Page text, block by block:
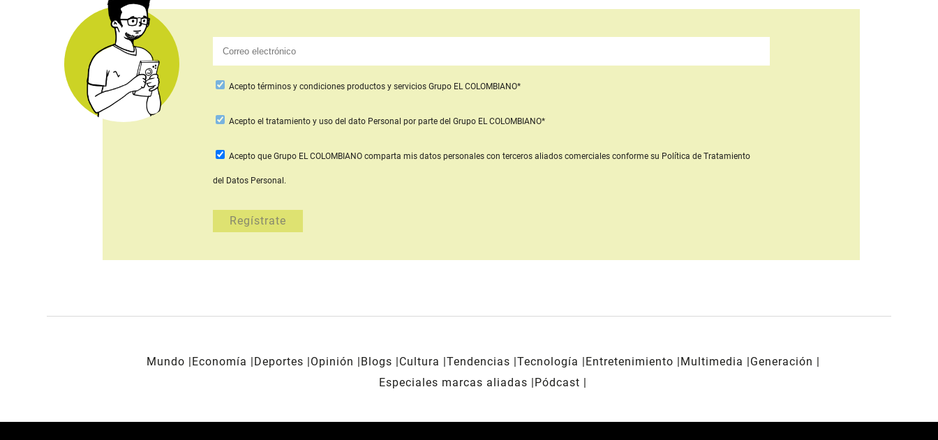
Acepto términos y condiciones productos y servicios Grupo EL COLOMBIANO*
Aceptoel tratamiento y uso del dato Personal por parte del Grupo EL COLOMBIANO*
Acepto que Grupo EL COLOMBIANO comparta mis datos personales con terceros aliados comercialesconforme su Política de Tratamiento
del Datos Personal.
Mundo Economía Deportes Opinión Blogs Cultura Tendencias Tecnología Entretenimiento Multimedia
Generación
Especiales marcas aliadas
Pódcast